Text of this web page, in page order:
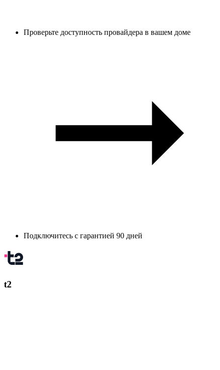
Проверьте доступность провайдера в вашем доме
Подключитесь с гарантией 90 дней
t2